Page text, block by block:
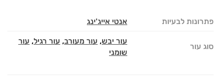
פתרונות לבעיות אנטי אייג'ינג
סוג עור
עור יבש, עור מעורב, עור רגיל, עור
שומני